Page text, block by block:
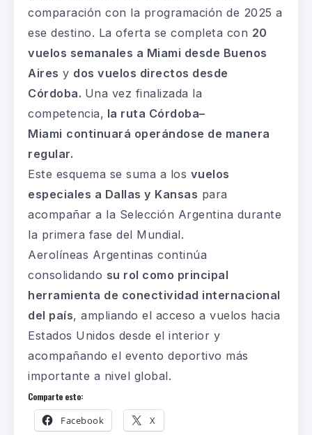
comparación con la programación de 2025 a
ese destino. La oferta se completa con 20
vuelos semanales a Miami desde Buenos
Aires y dos vuelos directos desde
Córdoba. Una vez finalizada la
competencia, la ruta Córdoba–
Miami continuará operándose de manera
regular.
Este esquema se suma a los vuelos
especiales a Dallas y Kansas para
acompañar a la Selección Argentina durante
la primera fase del Mundial.
Aerolíneas Argentinas continúa
consolidando su rol como principal
herramienta de conectividad internacional
del país, ampliando el acceso a vuelos hacia
Estados Unidos desde el interior y
acompañando el evento deportivo más
importante a nivel global.
Comparte esto:
Facebook X